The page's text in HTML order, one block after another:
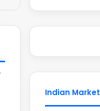
Indian Market